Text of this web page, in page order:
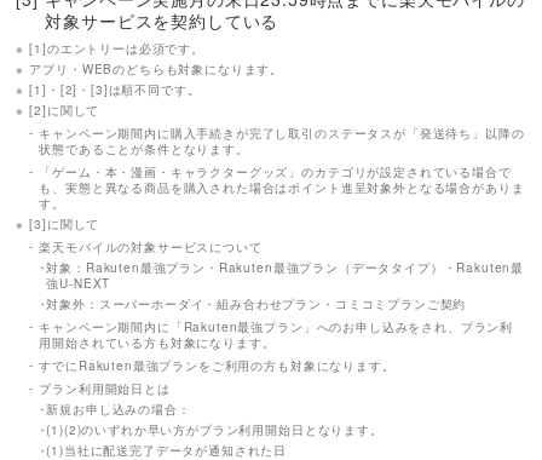
対象サービスを契約している
[1]のエントリーは必須です。
アプリ・WEBのどちらも対象になります。
[1]・[2]・[3]は順不同です。
[2]に関して
キャンペーン期間内に購入手続きが完了し取引のステータスが「発送待ち」以降の
状態であることが条件となります。
「ゲーム・本・漫画・キャラクターグッズ」のカテゴリが設定されている場合で
も、実態と異なる商品を購入された場合はポイント進呈対象外となる場合がありま
す。
[3]に関して
楽天モバイルの対象サービスについて
対象：Rakuten最強プラン・Rakuten最強プラン（データタイプ）・Rakuten最
強U-NEXT
対象外：スーパーホーダイ・組み合わせプラン・コミコミプランご契約
キャンペーン期間内に「Rakuten最強プラン」へのお申し込みをされ、プラン利
用開始されている方も対象になります。
すでにRakuten最強プランをご利用の方も対象になります。
プラン利用開始日とは
新規お申し込みの場合：
(1)(2)のいずれか早い方がプラン利用開始日となります。
(1)当社に配送完了データが通知された日